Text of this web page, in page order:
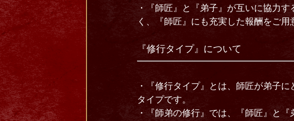
・『師匠』と『弟子』が互いに協力
く、『師匠』にも充実した報酬をご用
『修行タイプ』について
・『修行タイプ』とは、師匠が弟子
タイプです。
・『師弟の修行』では、『師匠』と